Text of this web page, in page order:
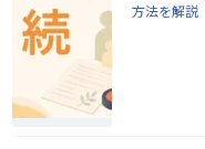
方法を解説